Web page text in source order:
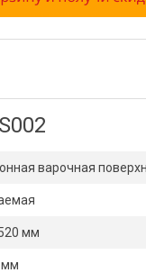
варочная
мм
мм